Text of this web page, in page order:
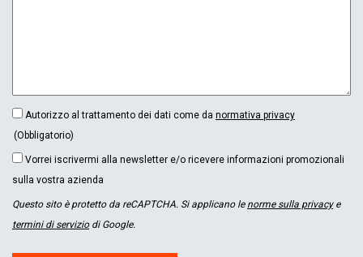
CONSENSO
(OBBLIGATORIO)
Autorizzo al trattamento dei dati come da normativa privacy
(Obbligatorio)
NEWSLETTER
Vorrei iscrivermi alla newsletter e/o ricevere informazioni promozionali
sulla vostra azienda
Questo sito è protetto da reCAPTCHA. Si applicano le norme sulla privacye
termini di serviziodi Google.